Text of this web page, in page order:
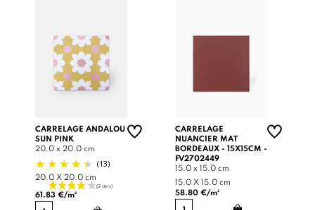
CARRELAGE ANDALOU
SUN PINK
20.0 x 20.0 cm
(13)
20.0 X 20.0 cm
61.83 €/m²
CARRELAGE
NUANCIER MAT
BORDEAUX - 15X15CM -
FV2702449
15.0 x 15.0 cm
15.0 X 15.0 cm
58.80 €/m²